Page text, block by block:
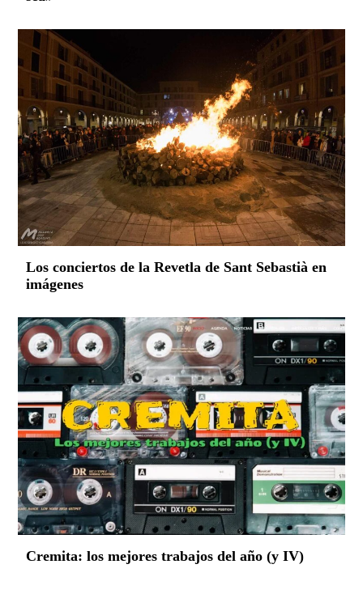
Los conciertos de la Revetla de Sant Sebastià en
imágenes
Cremita: los mejores trabajos del año (y IV)